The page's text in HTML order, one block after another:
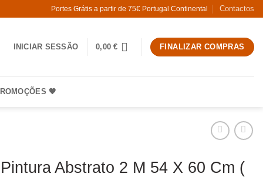
Portes Grátis a partir de 75€ Portugal Continental Contactos
INICIAR SESSÃO 0,00€ FINALIZAR COMPRAS
🧡
Abstrato 2 M 54 X 60 Cm (